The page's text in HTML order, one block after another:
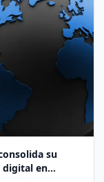
su
digital en